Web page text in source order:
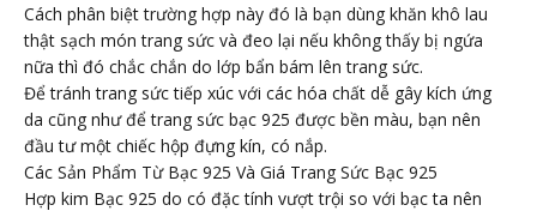
Cách phân biệt trường hợp này đó là bạn dùng khăn khô lau
thật sạch món trang sức và đeo lại nếu không thấy bị ngứa
nữa thì đó chắc chắn do lớp bẩn bám lên trang sức.
Để tránh trang sức tiếp xúc với các hóa chất dễ gây kích ứng
da cũng như để trang sức bạc 925 được bền màu, bạn nên
đầu tư một chiếc hộp đựng kín, có nắp.
Các Sản Phẩm Từ Bạc 925 Và Giá Trang Sức Bạc 925
Hợp kim Bạc 925 do có đặc tính vượt trội so với bạc ta nên